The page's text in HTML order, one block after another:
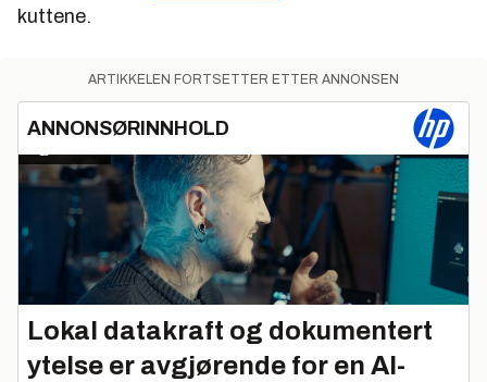
kuttene.
ARTIKKELEN FORTSETTER ETTER ANNONSEN
ANNONSØRINNHOLD
Lokal datakraft og dokumentert
ytelse er avgjørende for en AI-